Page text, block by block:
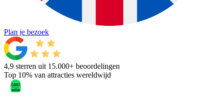
Plan je bezoek
4,9 sterren uit 15.000+ beoordelingen
Top 10% van attracties wereldwijd